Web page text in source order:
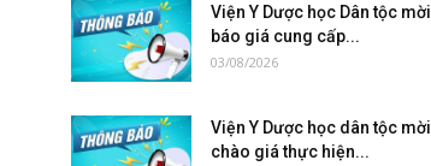
Viện Y Dược học Dân tộc mời
báo giá cung cấp...
03/08/2026
Viện Y Dược học dân tộc mời
chào giá thực hiện...